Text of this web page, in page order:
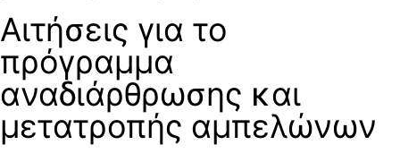
Αιτήσεις για το
πρόγραμμα
αναδιάρθρωσης και
μετατροπής αμπελώνων